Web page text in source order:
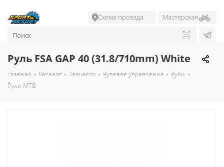
Схема проезда Мастерская
Руль FSA GAP 40 (31.8/710mm) White
Главная - Каталог - Запчасти - Рулевое управление - Рули -
Рули MTB